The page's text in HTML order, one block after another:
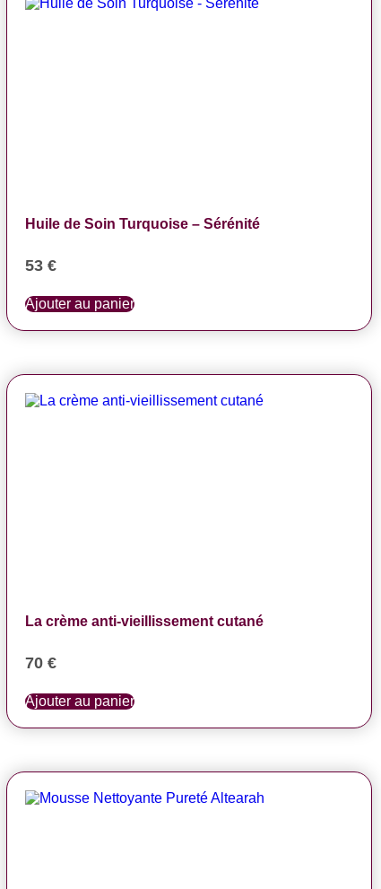
Huile de Soin Turquoise – Sérénité
53 €
Ajouter au panier
La crème anti-vieillissement cutané
70 €
Ajouter au panier